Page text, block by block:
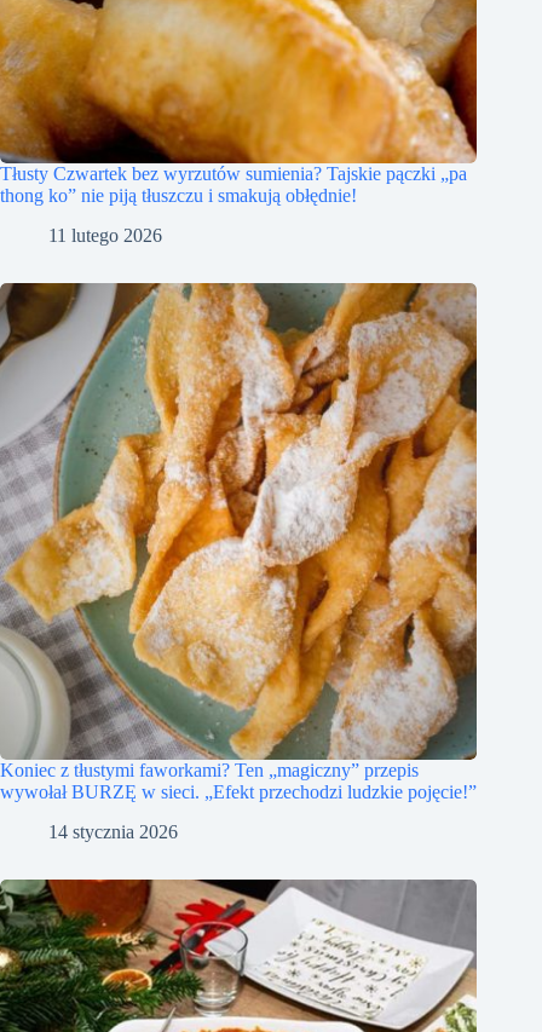
Tłusty Czwartek bez wyrzutów sumienia? Tajskie pączki „pa
thong ko” nie piją tłuszczu i smakują obłędnie!
11 lutego 2026
Koniec z tłustymi faworkami? Ten „magiczny” przepis
wywołał BURZĘ w sieci. „Efekt przechodzi ludzkie pojęcie!”
14 stycznia 2026